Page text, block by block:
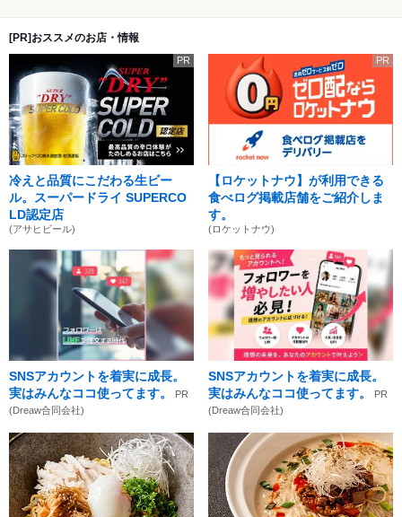
[PR]おススメのお店・情報
PR
冷えと品質にこだわる生ビー
ル。スーパードライ SUPERCO
LD認定店
(アサヒビール)
PR
【ロケットナウ】が利用できる
食べログ掲載店舗をご紹介しま
す。
(ロケットナウ)
SNSアカウントを着実に成長。
実はみんなココ使ってます。
PR
(Dreaw合同会社)
SNSアカウントを着実に成長。
実はみんなココ使ってます。
PR
(Dreaw合同会社)